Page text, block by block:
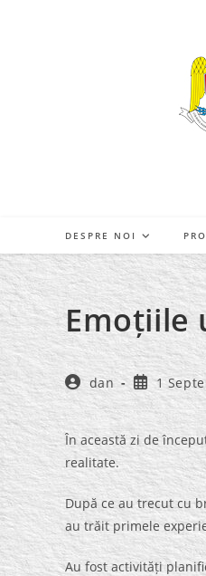
DESPRE NOI
Emoțiile
Post
author:
dan
Post
published:
1
În această zi de
realitate.
După ce au trecut cu
au trăit primele
Au fost activități